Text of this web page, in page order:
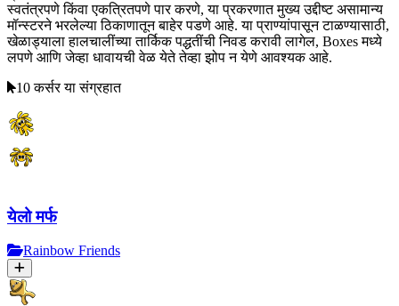
स्वतंत्रपणे किंवा एकत्रितपणे पार करणे, या प्रकरणात मुख्य उद्दीष्ट असामान्य
मॉन्स्टरने भरलेल्या ठिकाणातून बाहेर पडणे आहे. या प्राण्यांपासून टाळण्यासाठी,
खेळाड्याला हालचालींच्या तार्किक पद्धतींची निवड करावी लागेल, Boxes मध्ये
लपणे आणि जेव्हा धावायची वेळ येते तेव्हा झोप न येणे आवश्यक आहे.
10 कर्सर या संग्रहात
येलो मर्फ
Rainbow Friends